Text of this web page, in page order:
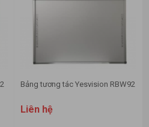
Bảng tương tác Yesvision RBW92
Liên hệ